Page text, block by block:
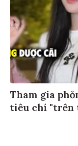
Tham gia
tiêu chí "trên